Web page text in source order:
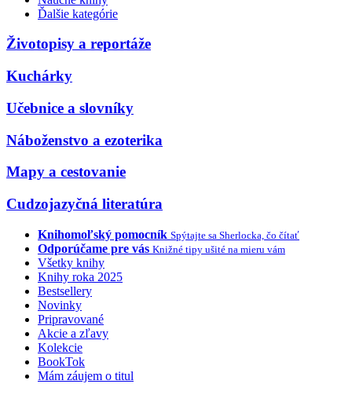
Ďalšie kategórie
Životopisy a reportáže
Kuchárky
Učebnice a slovníky
Náboženstvo a ezoterika
Mapy a cestovanie
Cudzojazyčná literatúra
Knihomoľský pomocník Spýtajte sa Sherlocka, čo čítať
Odporúčame pre vás Knižné tipy ušité na mieru vám
Všetky knihy
Knihy roka 2025
Bestsellery
Novinky
Pripravované
Akcie a zľavy
Kolekcie
BookTok
Mám záujem o titul